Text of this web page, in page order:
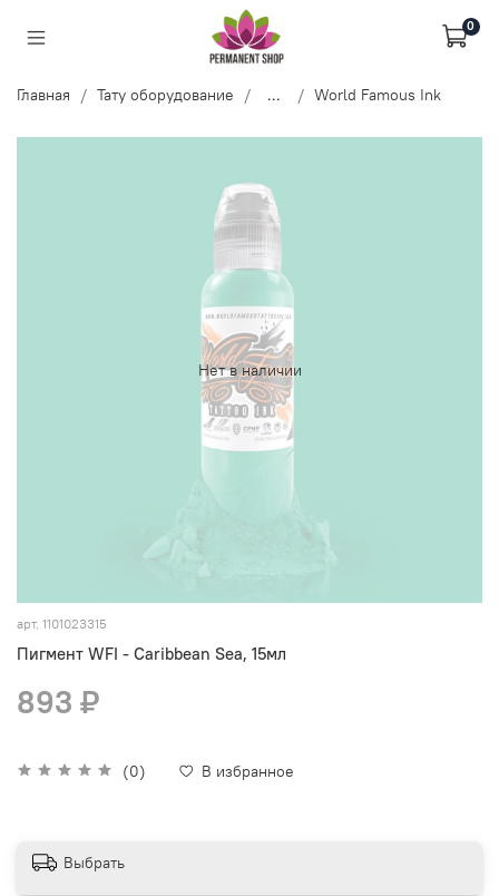
0
Главная Тату оборудование ... World Famous Ink
Нет в наличии
арт. 1101023315
Пигмент WFI - Caribbean Sea, 15мл
(0) В избранное
893 ₽
Выбрать